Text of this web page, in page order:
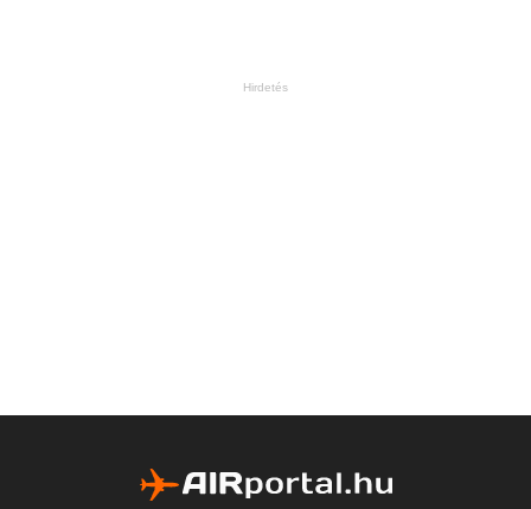
Hirdetés